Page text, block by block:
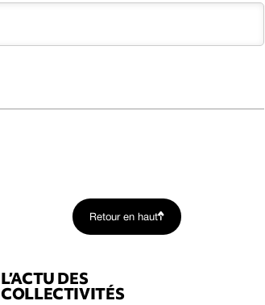
Retour en haut
L’ACTU DES
COLLECTIVITÉS